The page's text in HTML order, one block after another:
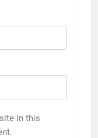
in this